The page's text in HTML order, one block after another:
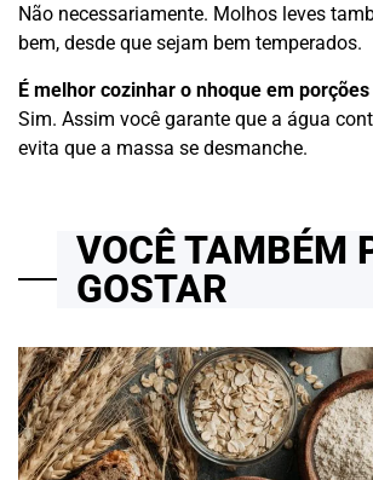
Não necessariamente. Molhos leves
bem, desde que sejam bem temperados.
É melhor cozinhar o nhoque em
Sim. Assim você garante que a água
evita que a massa se desmanche.
VOCÊ TAMBÉM
GOSTAR